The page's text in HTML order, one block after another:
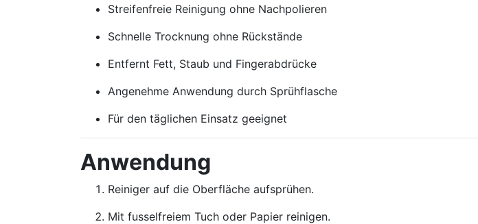
Streifenfreie Reinigung ohne Nachpolieren
Schnelle Trocknung ohne Rückstände
Entfernt Fett, Staub und Fingerabdrücke
Angenehme Anwendung durch Sprühflasche
Für den täglichen Einsatz geeignet
Anwendung
Reiniger auf die Oberfläche aufsprühen.
Mit fusselfreiem Tuch oder Papier reinigen.